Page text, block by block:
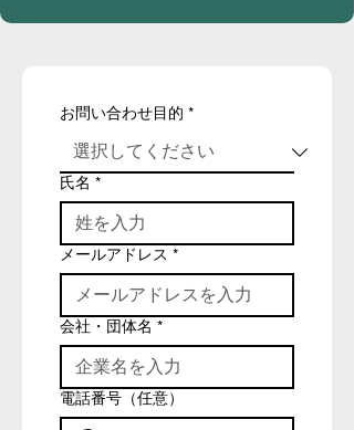
お問い合わせ目的 *
氏名 *
メールアドレス *
会社・団体名 *
電話番号（任意）